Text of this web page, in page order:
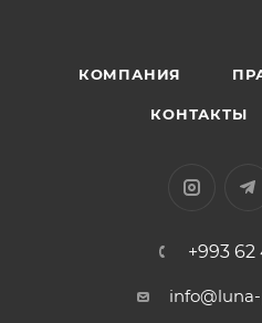
КОМПАНИЯ
КОНТАКТЫ
+993 62